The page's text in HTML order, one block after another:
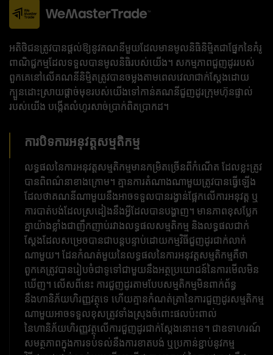
អតិថិជនត្រូវបានផ្តល់ឱ្យនូវគណនីមួយដែលមានមូលនិធិនិម្មិតជាផ្នែកនៃគំរូ
ពាណិជ្ជកម្មដែលទទួលបានមូលនិធិរបស់យើង។ សកម្មភាពជួញដូររបស់
ពួកគេនៅលើគណនីនិម្មិតត្រូវបានចម្លងតាមពេលវេលាជាក់ស្តែងដោយ
ក្បួនដោះស្រាយផ្តាច់មុខរបស់យើងទៅកាន់គណនីជួញដូរក្រុមហ៊ុនផ្ទាល់
របស់យើង បង្កើតលំហូរសាច់ប្រាក់ពិតប្រាកដ។
ការបិទការអនុវត្តសម្មតិកម្ម
លទ្ធផល​នៃ​ការ​អនុវត្ត​សម្មតិកម្ម​មាន​កម្រិត​ច្រើន​ពី​កំណើត ដែល​ខ្លះ​ត្រូវ​
បាន​ពិពណ៌នា​ខាងក្រោម។ គ្មានការតំណាងណាមួយត្រូវបានធ្វើឡើង
ដែលថាគណនីណាមួយនឹងអាចទទួលបានរង្វាន់ផ្អែកលើការអនុវត្ត ឬ
ការបាត់បង់ដែលស្រដៀងនឹងអ្វីដែលបានបង្ហាញ។ មានភាពខុសប្លែក
គ្នាយ៉ាងខ្លាំងជាញឹកញាប់រវាងលទ្ធផលសម្មតិកម្ម និងលទ្ធផលជាក់
ស្តែងដែលសម្រេចបានជាបន្តបន្ទាប់ដោយកម្មវិធីជួញដូរជាក់លាក់
ណាមួយ។ ដែនកំណត់មួយនៃលទ្ធផលនៃការអនុវត្តសម្មតិកម្មគឺថា
ពួកគេត្រូវបានរៀបចំជាទូទៅជាមួយនឹងអត្ថប្រយោជន៍នៃការមើលមិន
ឃើញ។ លើសពីនេះ ការជួញដូរតាមបែបសម្មតិកម្មមិនពាក់ព័ន្ធ
នឹងហានិភ័យហិរញ្ញវត្ថុទេ ហើយគ្មានកំណត់ត្រានៃការជួញដូរសម្មតិកម្ម
ណាមួយអាចទទួលខុសត្រូវទាំងស្រុងចំពោះផលប៉ះពាល់
នៃហានិភ័យហិរញ្ញវត្ថុលើការជួញដូរជាក់ស្តែងនោះទេ។ ជាឧទាហរណ៍
សមត្ថភាពក្នុងការទប់ទល់នឹងការខាតបង់ ឬប្រកាន់ខ្ជាប់នូវកម្ម